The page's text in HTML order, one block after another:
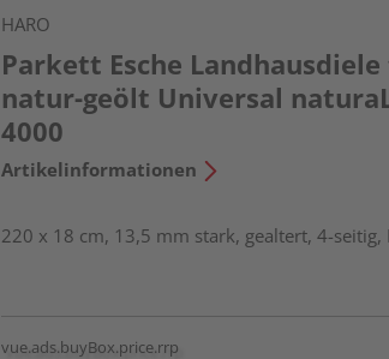
HARO
Parkett Esche
natur-geölt Universal
4000
Artikelinformationen
220 x 18 cm, 13,5 mm stark, gealtert, 4-seitig,
vue.ads.buyBox.price.rrp